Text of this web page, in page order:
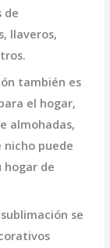
de
llaveros,
también es
el hogar,
almohadas,
nicho puede
hogar de
se